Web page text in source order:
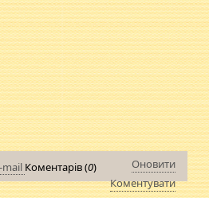
mail Коментарів (0)
Оновити
Коментувати